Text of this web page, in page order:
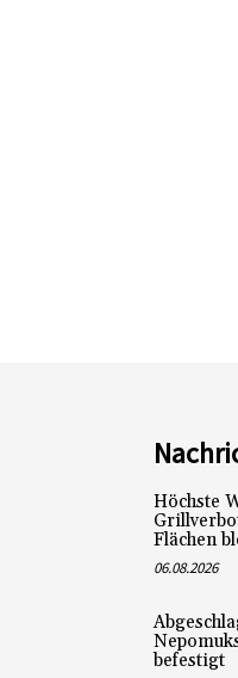
Höchste
Flächen
06.08.2026
befestigt